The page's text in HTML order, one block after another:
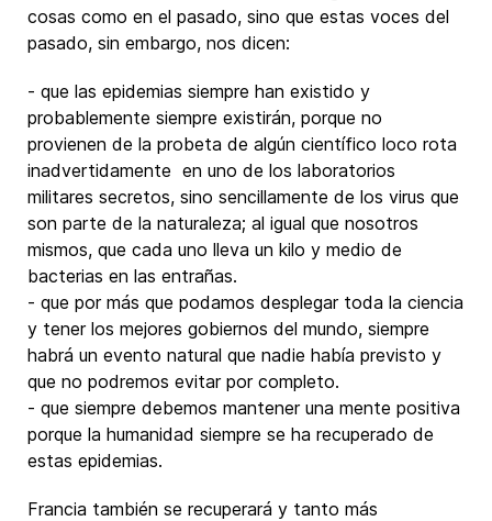
cosas como en el pasado, sino que estas voces del
pasado, sin embargo, nos dicen:
- que las epidemias siempre han existido y
probablemente siempre existirán, porque no
provienen de la probeta de algún científico loco rota
inadvertidamente en uno de los laboratorios
militares secretos, sino sencillamente de los virus que
son parte de la naturaleza; al igual que nosotros
mismos, que cada uno lleva un kilo y medio de
bacterias en las entrañas.
- que por más que podamos desplegar toda la ciencia
y tener los mejores gobiernos del mundo, siempre
habrá un evento natural que nadie había previsto y
que no podremos evitar por completo.
- que siempre debemos mantener una mente positiva
porque la humanidad siempre se ha recuperado de
estas epidemias.
Francia también se recuperará y tanto más